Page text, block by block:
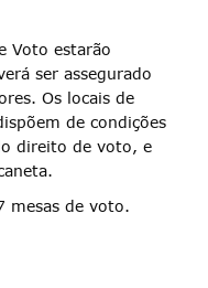
Voto estarão
ser assegurado
Os locais de
de condições
direito de voto, e
mesas de voto.